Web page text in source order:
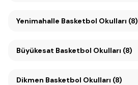
Yenimahalle Basketbol Okulları (8)
Büyükesat Basketbol Okulları (8)
Dikmen Basketbol Okulları (8)